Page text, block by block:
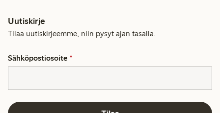
Uutiskirje
Tilaa uutiskirjeemme, niin pysyt ajan tasalla.
Sähköpostiosoite *